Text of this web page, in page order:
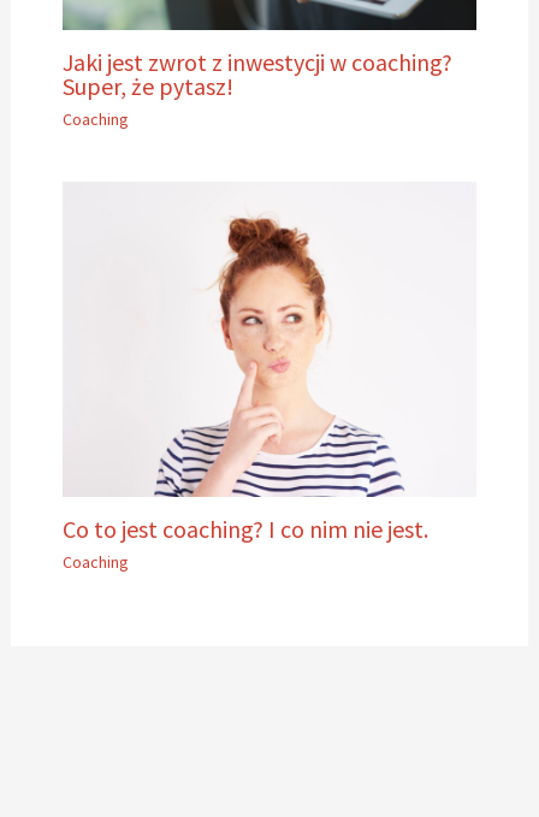
Jaki jest zwrot z inwestycji w coaching?
Super, że pytasz!
Coaching
Co to jest coaching? I co nim nie jest.
Coaching